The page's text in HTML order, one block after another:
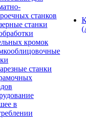
станков
станки
кромок
станки
в